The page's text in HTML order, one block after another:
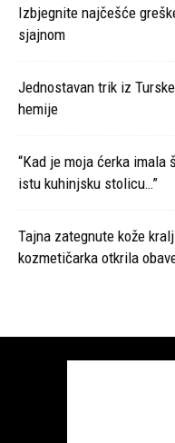
Izbjegnite najčešće
sjajnom
Jednostavan trik iz
hemije
“Kad je moja ćerka
istu kuhinjsku stolicu…”
Tajna zategnute kože
kozmetičarka otkrila